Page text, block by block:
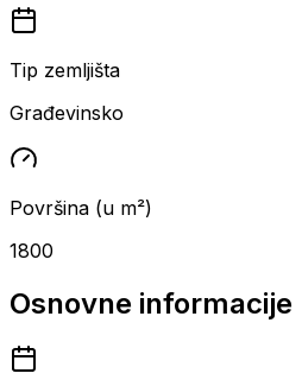
Tip zemljišta
Građevinsko
Površina (u m²)
1800
Osnovne informacije